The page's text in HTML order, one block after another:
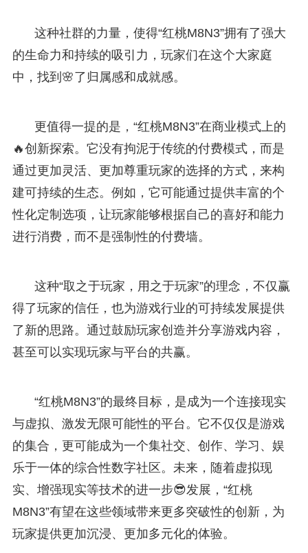
这种社群的力量，使得“红桃M8N3”拥有了强大
的生命力和持续的吸引力，玩家们在这个大家庭
中，找到🌸了归属感和成就感。
更值得一提的是，“红桃M8N3”在商业模式上的
🔥创新探索。它没有拘泥于传统的付费模式，而是
通过更加灵活、更加尊重玩家的选择的方式，来构
建可持续的生态。例如，它可能通过提供丰富的个
性化定制选项，让玩家能够根据自己的喜好和能力
进行消费，而不是强制性的付费墙。
这种“取之于玩家，用之于玩家”的理念，不仅赢
得了玩家的信任，也为游戏行业的可持续发展提供
了新的思路。通过鼓励玩家创造并分享游戏内容，
甚至可以实现玩家与平台的共赢。
“红桃M8N3”的最终目标，是成为一个连接现实
与虚拟、激发无限可能性的平台。它不仅仅是游戏
的集合，更可能成为一个集社交、创作、学习、娱
乐于一体的综合性数字社区。未来，随着虚拟现
实、增强现实等技术的进一步😎发展，“红桃
M8N3”有望在这些领域带来更多突破性的创新，为
玩家提供更加沉浸、更加多元化的体验。